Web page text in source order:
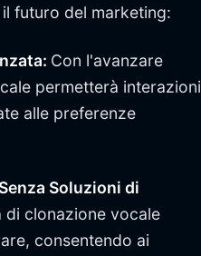
futuro del marketing:
Con l'avanzare
permetterà interazioni
alle preferenze
Soluzioni di
di clonazione vocale
consentendo ai